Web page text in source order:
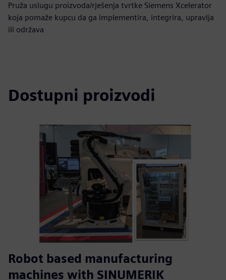
Pruža uslugu proizvoda/rješenja tvrtke Siemens Xcelerator
koja pomaže kupcu da ga implementira, integrira, upravlja
ili održava
Dostupni proizvodi
Robot based manufacturing
machines with SINUMERIK